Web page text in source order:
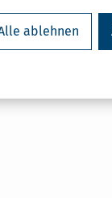
ablehnen
Krankheit und